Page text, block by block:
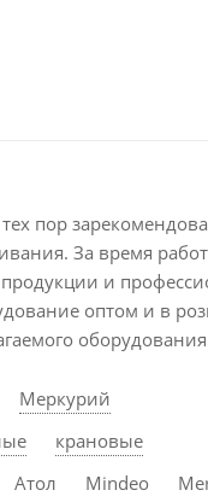
пор
За время
и
оптом и в
Меркурий
крановые
Атол Mindeo